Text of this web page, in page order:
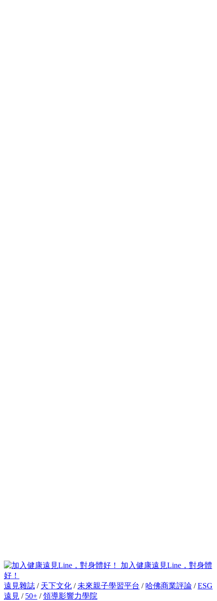
加入健康遠見Line，對身體
好！
遠見雜誌 / 天下文化 / 未來親子學習平台 / 哈佛商業評論 /ESG
遠見 / 50+ /領導影響力學院